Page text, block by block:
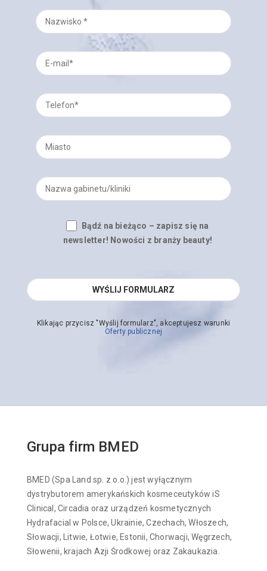
Bądź na bieżąco – zapisz się na
newsletter! Nowości z branży beauty!
Klikając przycisz "Wyślij formularz", akceptujesz warunki
Oferty publicznej
Grupa firm BMED
BMED (Spa Land sp. z o.o.) jest wyłącznym
dystrybutorem amerykańskich kosmeceutyków iS
Clinical, Circadia oraz urządzeń kosmetycznych
Hydrafacial w Polsce, Ukrainie, Czechach, Włoszech,
Słowacji, Litwie, Łotwie, Estonii, Chorwacji, Węgrzech,
Słowenii, krajach Azji Środkowej oraz Zakaukazia.